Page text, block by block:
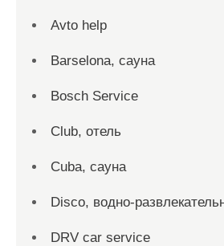
Avto help
Barselona, сауна
Bosch Service
Club, отель
Cuba, сауна
Disco, водно-
DRV car service